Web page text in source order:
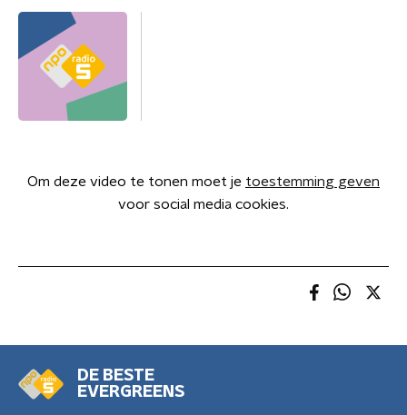
Om deze video te tonen moet je toestemming geven
voor social media cookies.
DE BESTE
EVERGREENS